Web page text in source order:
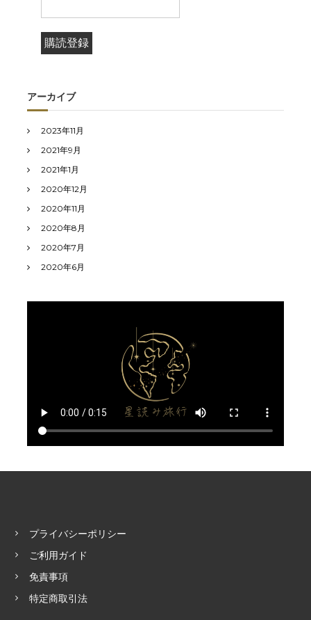
アーカイブ
2023年11月
2021年9月
2021年1月
2020年12月
2020年11月
2020年8月
2020年7月
2020年6月
プライバシーポリシー
ご利用ガイド
免責事項
特定商取引法